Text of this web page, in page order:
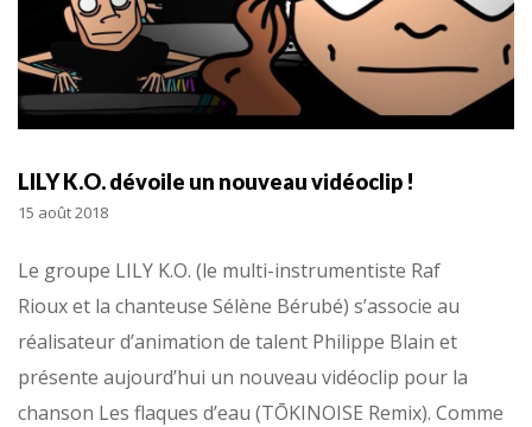
LILY K.O. dévoile un nouveau vidéoclip !
15 août 2018
Le groupe LILY K.O. (le multi-instrumentiste Raf
Rioux et la chanteuse Sélène Bérubé) s’associe au
réalisateur d’animation de talent Philippe Blain et
présente aujourd’hui un nouveau vidéoclip pour la
chanson Les flaques d’eau (TŌKINOISE Remix). Comme